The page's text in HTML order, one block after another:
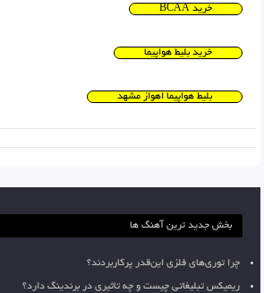
خرید BCAA
خرید بلیط هواپیما
بلیط هواپیما اهواز مشهد
بخش جدید ترین آهنگ ها
چرا توری‌های فلزی این‌قدر پرکاربردند؟
ریمیکس تبلیغاتی چیست و چه تاثیری در برندینگ دارد؟